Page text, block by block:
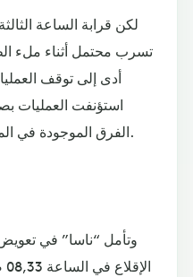
لكن قرابة الساعة
تسرب محتمل أثناء ملء
أدى إلى توقف
استؤنفت العمليات
الفرق الموجودة في الموقع بمراقبة الموقف عن كثب.
وتأمل “ناسا” في تعويض